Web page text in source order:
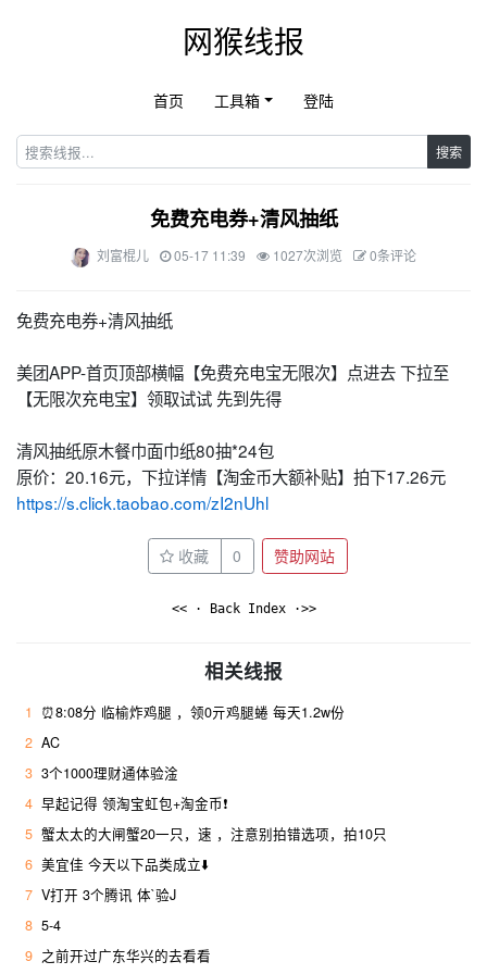
网猴线报
首页 工具箱 登陆
搜索
免费充电券+清风抽纸
刘富棍儿 05-17 11:39 1027次浏览 0条评论
免费充电券+清风抽纸
美团APP-首页顶部横幅【免费充电宝无限次】点进去 下拉至
【无限次充电宝】领取试试 先到先得
清风抽纸原木餐巾面巾纸80抽*24包
原价：20.16元，下拉详情【淘金币大额补贴】拍下17.26元
https://s.click.taobao.com/zI2nUhl
收藏 0 赞助网站
<< · Back Index ·>>
相关线报
1
⏰8:08分 临榆炸鸡腿 ，领0亓鸡腿蜷 每天1.2w份
2 AC
3 3个1000理财通体验淦
4 早起记得 领淘宝虹包+淘金币❗
5 蟹太太的大闸蟹20一只，速 ，注意别拍错选项，拍10只
6 美宜佳 今天以下品类成立⬇️
7 V打开 3个腾讯 体`验J
8 5-4
9 之前开过广东华兴的去看看